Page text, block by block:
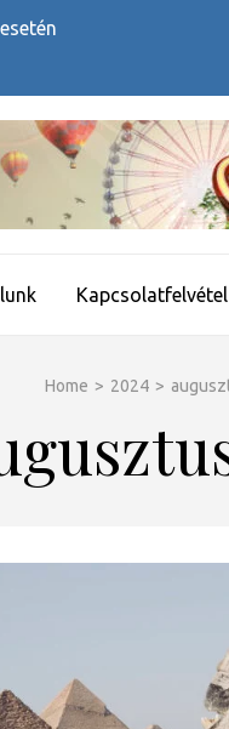
Kapcsolatfelvétel
Home > 2024 >